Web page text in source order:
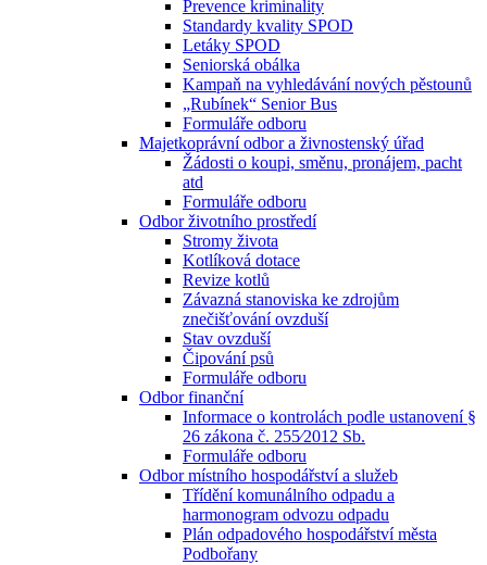
Prevence kriminality
Standardy kvality SPOD
Letáky SPOD
Seniorská obálka
Kampaň na vyhledávání nových pěstounů
„Rubínek“ Senior Bus
Formuláře odboru
Majetkoprávní odbor a živnostenský úřad
Žádosti o koupi, směnu, pronájem, pacht
atd
Formuláře odboru
Odbor životního prostředí
Stromy života
Kotlíková dotace
Revize kotlů
Závazná stanoviska ke zdrojům
znečišťování ovzduší
Stav ovzduší
Čipování psů
Formuláře odboru
Odbor finanční
Informace o kontrolách podle ustanovení §
26 zákona č. 255⁄2012 Sb.
Formuláře odboru
Odbor místního hospodářství a služeb
Třídění komunálního odpadu a
harmonogram odvozu odpadu
Plán odpadového hospodářství města
Podbořany